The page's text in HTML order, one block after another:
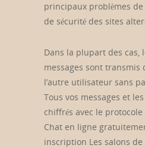
principaux problèmes
de sécurité des sites
Dans la plupart des cas,
messages sont transmis
l’autre utilisateur sans
Tous vos messages et
chiffrés avec le protocole
Chat en ligne
inscription Les salons